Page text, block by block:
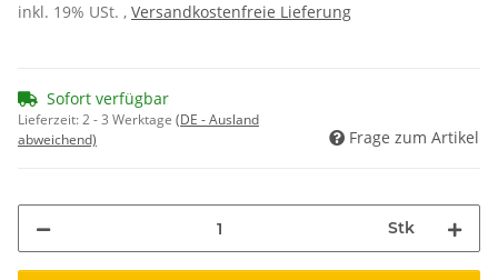
inkl. 19% USt. , Versandkostenfreie Lieferung
Sofort verfügbar
Lieferzeit:2 - 3 Werktage (DE - Ausland
abweichend)
Frage zum Artikel
Stk